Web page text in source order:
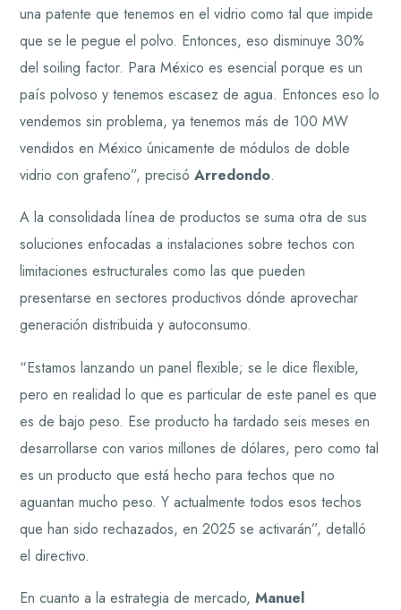
una patente que tenemos en el vidrio como tal que impide
que se le pegue el polvo. Entonces, eso disminuye 30%
del soiling factor. Para México es esencial porque es un
país polvoso y tenemos escasez de agua. Entonces eso lo
vendemos sin problema, ya tenemos más de 100 MW
vendidos en México únicamente de módulos de doble
vidrio con grafeno”, precisóArredondo.
A la consolidada línea de productos se suma otra de sus
soluciones enfocadas a instalaciones sobre techos con
limitaciones estructurales como las que pueden
presentarse en sectores productivos dónde aprovechar
generación distribuida y autoconsumo.
“Estamos lanzando un panel flexible; se le dice flexible,
pero en realidad lo que es particular de este panel es que
es de bajo peso. Ese producto ha tardado seis meses en
desarrollarse con varios millones de dólares, pero como tal
es un producto que está hecho para techos que no
aguantan mucho peso. Y actualmente todos esos techos
que han sido rechazados, en 2025 se activarán”, detalló
el directivo.
En cuanto a la estrategia de mercado,Manuel